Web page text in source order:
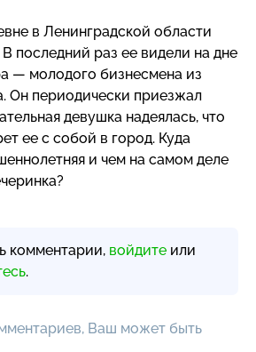
в Ленинградской области
последний раз ее видели на дне
— молодого бизнесмена из
. Он периодически приезжал
девушка надеялась, что
ее с собой в город. Куда
и чем на самом деле
комментарии, войдите или
.
Ваш может быть